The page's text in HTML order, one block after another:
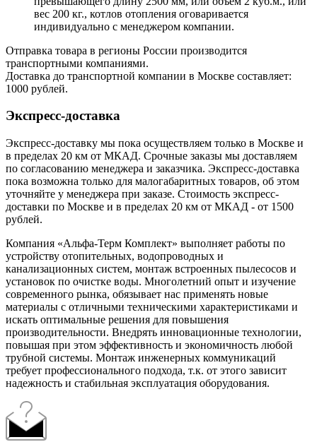
вес 200 кг., котлов отопления оговаривается
индивидуально с менеджером компании.
Отправка товара в регионы России производится
транспортными компаниями.
Доставка до транспортной компании в Москве составляет:
1000 рублей.
Экспресс-доставка
Экспресс-доставку мы пока осуществляем только в Москве и
в пределах 20 км от МКАД. Срочные заказы мы доставляем
по согласованию менеджера и заказчика. Экспресс-доставка
пока возможна только для малогабаритных товаров, об этом
уточняйте у менеджера при заказе. Стоимость экспресс-
доставки по Москве и в пределах 20 км от МКАД - от 1500
рублей.
Компания «Альфа-Терм Комплект» выполняет работы по
устройству отопительных, водопроводных и
канализационных систем, монтаж встроенных пылесосов и
установок по очистке воды. Многолетний опыт и изучение
современного рынка, обязывает нас применять новые
материалы с отличными техническими характеристиками и
искать оптимальные решения для повышения
производительности. Внедрять инновационные технологии,
повышая при этом эффективность и экономичность любой
трубной системы. Монтаж инженерных коммуникаций
требует профессионального подхода, т.к. от этого зависит
надежность и стабильная эксплуатация оборудования.